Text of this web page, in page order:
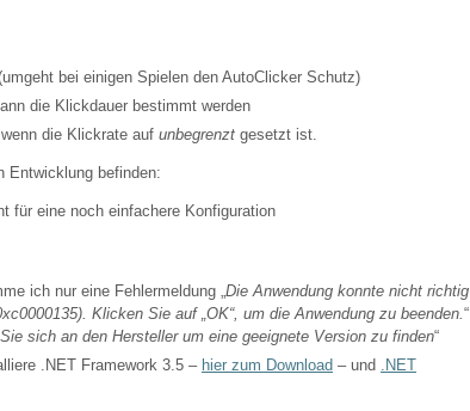
bei einigen Spielen den AutoClicker Schutz)
die Klickdauer bestimmt werden
die Klickrate auf unbegrenzt gesetzt ist.
Entwicklung befinden:
für eine noch einfachere Konfiguration
ich nur eine Fehlermeldung „ Die Anwendung konnte nicht richtig
Klicken Sie auf „OK“, um die Anwendung zu beenden. “
sich an den Hersteller um eine geeignete Version zu finden“
.NET Framework 3.5 – hier zum Download – und
.NET